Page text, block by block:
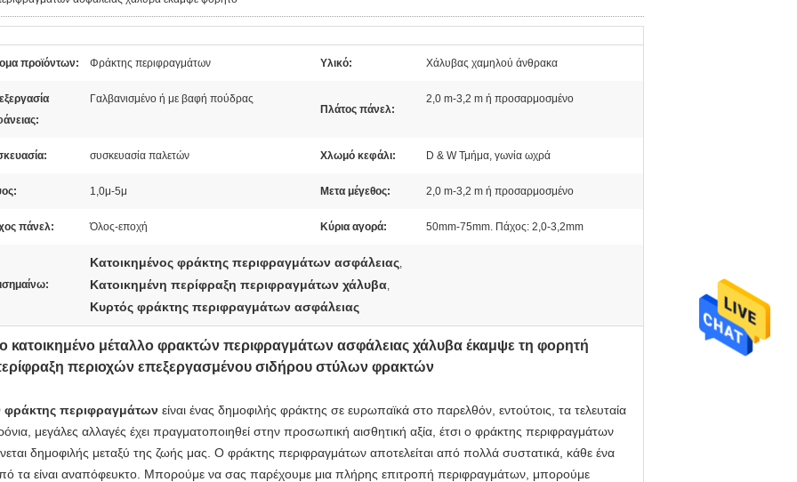
προϊόντων: Φράκτης περιφραγμάτων Υλικό: Χάλυβας χαμηλού άνθρακα
Γαλβανισμένο ή με βαφή πούδρας
Πλάτος πάνελ:
2,0 m-3,2 m ή προσαρμοσμένο
συσκευασία παλετών Χλωμό κεφάλι: D & W Τμήμα, γωνία ωχρά
1,0μ-5μ Μετα μέγεθος: 2,0 m-3,2 m ή προσαρμοσμένο
πάνελ: Όλος-εποχή Κύρια αγορά: 50mm-75mm. Πάχος: 2,0-3,2mm
Κατοικημένος φράκτης περιφραγμάτων ασφάλειας,
Κατοικημένη περίφραξη περιφραγμάτων χάλυβα,
Κυρτός φράκτης περιφραγμάτων ασφάλειας
κατοικημένο μέταλλο φρακτών περιφραγμάτων ασφάλειας χάλυβα έκαμψε τη φορητή
περιοχών επεξεργασμένου σιδήρου στύλων φρακτών
φράκτης περιφραγμάτων είναι ένας δημοφιλής φράκτης σε ευρωπαϊκά στο παρελθόν, εντούτοις, τα τελευταία
μεγάλες αλλαγές έχει πραγματοποιηθεί στην προσωπική αισθητική αξία, έτσι ο φράκτης περιφραγμάτων
δημοφιλής μεταξύ της ζωής μας. Ο φράκτης περιφραγμάτων αποτελείται από πολλά συστατικά, κάθε ένα
τα είναι αναπόφευκτο. Μπορούμε να σας παρέχουμε μια πλήρης επιτροπή περιφραγμάτων, μπορούμε